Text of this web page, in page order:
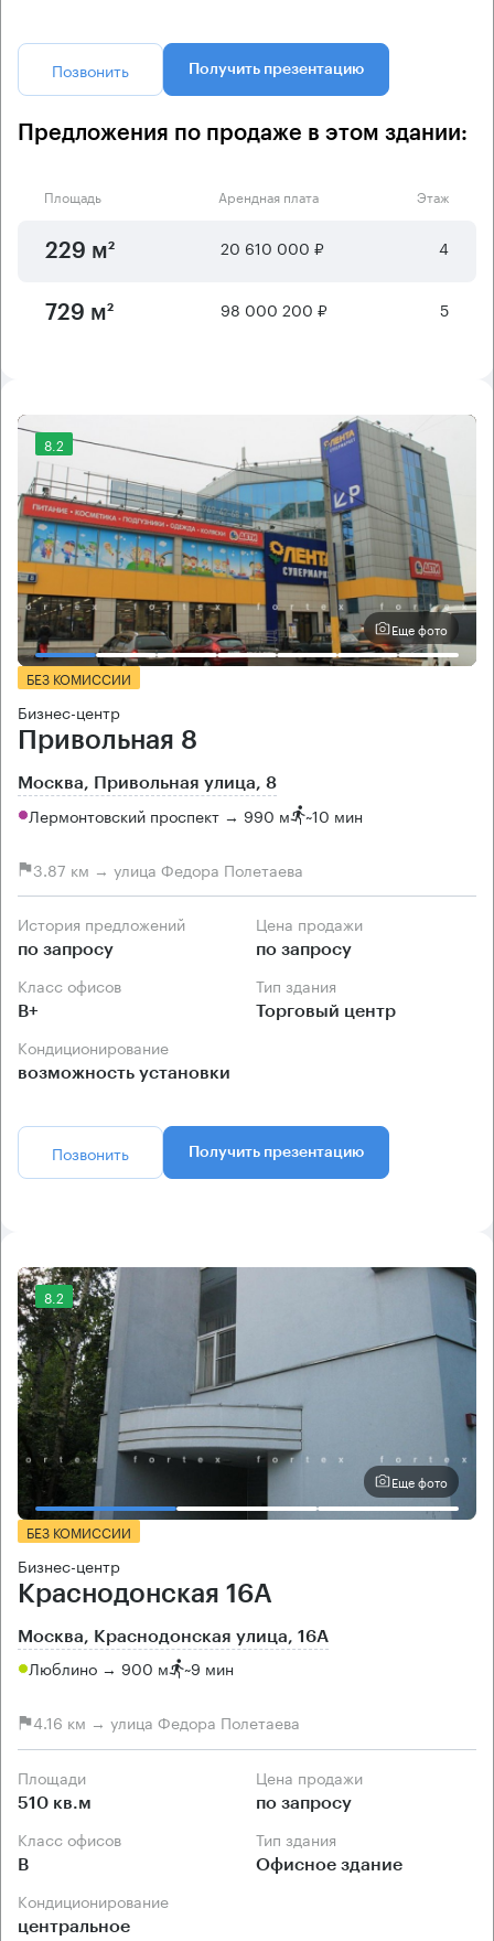
Позвонить Получить презентацию
Предложения по продаже в этом здании:
Площадь Арендная плата Этаж
229 м² 20 610 000 ₽ 4
729 м² 98 000 200 ₽ 5
8.2
Еще фото
БЕЗ КОМИССИИ
Бизнес-центр
Привольная 8
Москва, Привольная улица, 8
Лермонтовский проспект → 990 м ~10 мин
3.87 км → улица Федора Полетаева
История предложений
по запросу
Цена продажи
по запросу
Класс офисов
B+
Тип здания
Торговый центр
Кондиционирование
возможность установки
Позвонить Получить презентацию
8.2
Еще фото
БЕЗ КОМИССИИ
Бизнес-центр
Краснодонская 16А
Москва, Краснодонская улица, 16А
Люблино → 900 м ~9 мин
4.16 км → улица Федора Полетаева
Площади
510 кв.м
Цена продажи
по запросу
Класс офисов
B
Тип здания
Офисное здание
Кондиционирование
центральное